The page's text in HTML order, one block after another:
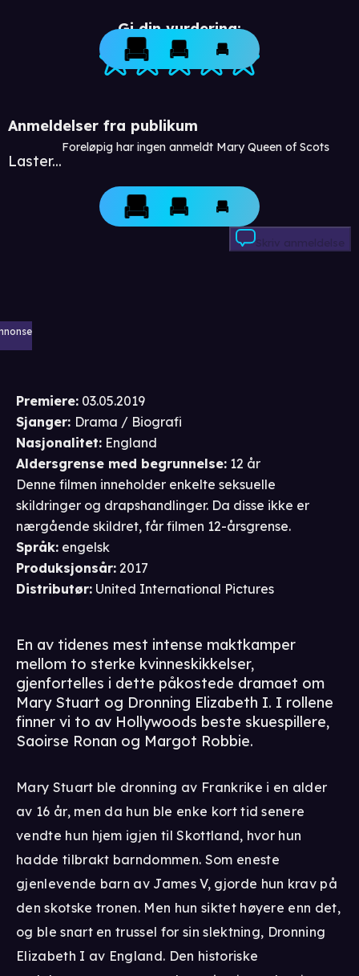
Gi din vurdering:
Anmeldelser fra publikum
Laster...
Foreløpig har ingen anmeldt Mary Queen of Scots
Skriv anmeldelse
Premiere: 03.05.2019
Sjanger: Drama / Biografi
Nasjonalitet: England
Aldersgrense med begrunnelse: 12 år
Denne filmen inneholder enkelte seksuelle
skildringer og drapshandlinger. Da disse ikke er
nærgående skildret, får filmen 12-årsgrense.
Språk: engelsk
Produksjonsår: 2017
Distributør: United International Pictures
En av tidenes mest intense maktkamper
mellom to sterke kvinneskikkelser,
gjenfortelles i dette påkostede dramaet om
Mary Stuart og Dronning Elizabeth I. I rollene
finner vi to av Hollywoods beste skuespillere,
Saoirse Ronan og Margot Robbie.
Mary Stuart ble dronning av Frankrike i en alder
av 16 år, men da hun ble enke kort tid senere
vendte hun hjem igjen til Skottland, hvor hun
hadde tilbrakt barndommen. Som eneste
gjenlevende barn av James V, gjorde hun krav på
den skotske tronen. Men hun siktet høyere enn det,
og ble snart en trussel for sin slektning, Dronning
Elizabeth I av England. Den historiske